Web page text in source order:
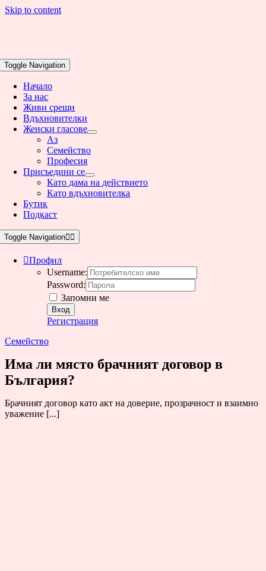
Skip to content
Toggle Navigation
Начало
За нас
Живи срещи
Вдъхновителки
Женски гласове
Аз
Семейство
Професия
Присъедини се
Като дама на действието
Като вдъхновителка
Бутик
Подкаст
Toggle Navigation
Профил
Username:
Password:
Запомни ме
Регистрация
Семейство
Има ли място брачният договор в
България?
Брачният договор като акт на доверие, прозрачност и взаимно
уважение [...]